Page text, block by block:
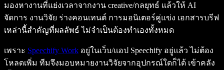
มองหางานที่แย่งเวลาจากงาน creative/กลยุทธ์ แล้วให้ AI
จัดการ งานวิจัย ร่างคอนเทนต์ การมอนิเตอร์คู่แข่ง เอกสารบรีฟ
เหล่านี้สำคัญที่ผลลัพธ์ ไม่จำเป็นต้องทำเองทั้งหมด
เพราะ Speechify Work อยู่ในเว็บ/แอป Speechify อยู่แล้ว ไม่ต้อง
โหลดเพิ่ม ทีมจึงมอบหมายงานวิจัยจากอุปกรณ์ใดก็ได้ เข้าคลัง